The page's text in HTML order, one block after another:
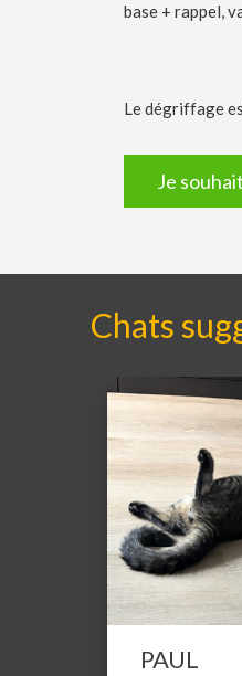
base + rappel,
Le dégriffage
Je
Chats
PAUL